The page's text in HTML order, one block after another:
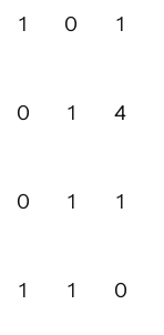
1 0 1
0 1 4
0 1 1
1 1 0